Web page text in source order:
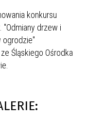
konkursu
drzew i
Śląskiego Ośrodka